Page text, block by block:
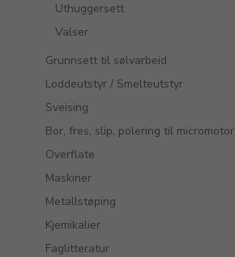
Uthuggersett
Valser
Grunnsett til sølvarbeid
Loddeutstyr / Smelteutstyr
Sveising
Bor, fres, slip, polering til micromotor
Overflate
Maskiner
Metallstøping
Kjemikalier
Faglitteratur